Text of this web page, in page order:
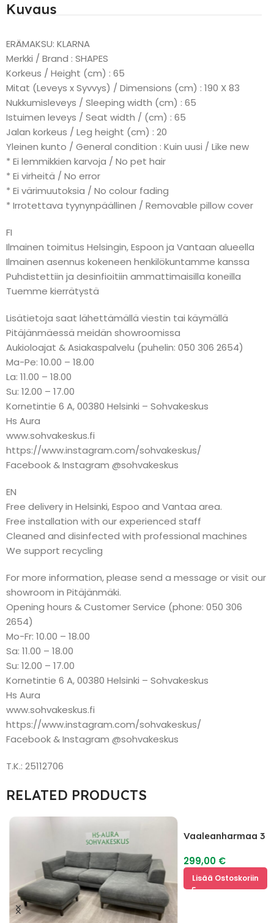
Kuvaus
ERÄMAKSU: KLARNA
Merkki / Brand : SHAPES
Korkeus / Height (cm) : 65
Mitat (Leveys x Syvvys) / Dimensions (cm) : 190 X 83
Nukkumisleveys / Sleeping width (cm) : 65
Istuimen leveys / Seat width / (cm) : 65
Jalan korkeus / Leg height (cm) : 20
Yleinen kunto / General condition : Kuin uusi / Like new
* Ei lemmikkien karvoja / No pet hair
* Ei virheitä / No error
* Ei värimuutoksia / No colour fading
* Irrotettava tyynynpäällinen / Removable pillow cover
FI
Ilmainen toimitus Helsingin, Espoon ja Vantaan alueella
Ilmainen asennus kokeneen henkilökuntamme kanssa
Puhdistettiin ja desinfioitiin ammattimaisilla koneilla
Tuemme kierrätystä
Lisätietoja saat lähettämällä viestin tai käymällä
Pitäjänmäessä meidän showroomissa
Aukioloajat & Asiakaspalvelu (puhelin: 050 306 2654)
Ma-Pe: 10.00 – 18.00
La: 11.00 – 18.00
Su: 12.00 – 17.00
Kornetintie 6 A, 00380 Helsinki – Sohvakeskus
Hs Aura
www.sohvakeskus.fi
https://www.instagram.com/sohvakeskus/
Facebook & Instagram @sohvakeskus
EN
Free delivery in Helsinki, Espoo and Vantaa area.
Free installation with our experienced staff
Cleaned and disinfected with professional machines
We support recycling
For more information, please send a message or visit our
showroom in Pitäjänmäki.
Opening hours & Customer Service (phone: 050 306
2654)
Mo-Fr: 10.00 – 18.00
Sa: 11.00 – 18.00
Su: 12.00 – 17.00
Kornetintie 6 A, 00380 Helsinki – Sohvakeskus
Hs Aura
www.sohvakeskus.fi
https://www.instagram.com/sohvakeskus/
Facebook & Instagram @sohvakeskus
T.K.: 25112706
RELATED PRODUCTS
Vaaleanharmaa 3
299,00 €
Lisää Ostoskoriin